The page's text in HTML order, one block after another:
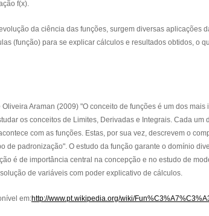
f(x).
da ciência das funções, surgem diversas aplicações
(função) para se explicar cálculos e resultados obtidos, o
Araman (2009) "O conceito de funções é um dos
os conceitos de Limites, Derivadas e Integrais. Cada um
com as funções. Estas, por sua vez, descrevem o
de padronização". O estudo da função garante o domínio
é de importância central na concepção e no estudo de
de variáveis com poder explicativo de cálculos.
em:http://www.pt.wikipedia.org/wiki/